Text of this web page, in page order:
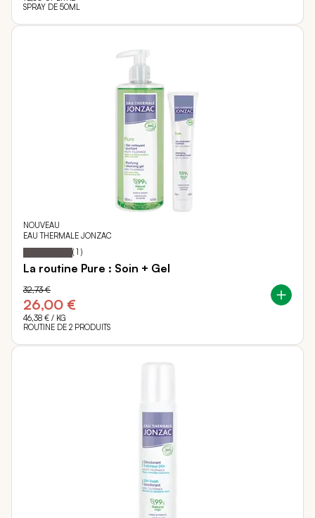
SPRAY DE 50ML
NOUVEAU
EAU THERMALE JONZAC
Notation: 100%
( 1 )
La routine Pure : Soin + Gel
26,00 €
32,73 €
46,38 € / KG
ROUTINE DE 2 PRODUITS